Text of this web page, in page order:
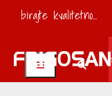
birajte kvalitetno...